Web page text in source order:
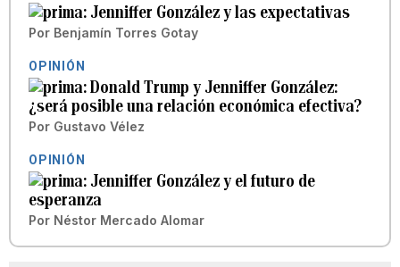
Jenniffer González y las expectativas
Por Benjamín Torres Gotay
OPINIÓN
Donald Trump y Jenniffer González:
¿será posible una relación económica efectiva?
Por Gustavo Vélez
OPINIÓN
Jenniffer González y el futuro de
esperanza
Por Néstor Mercado Alomar